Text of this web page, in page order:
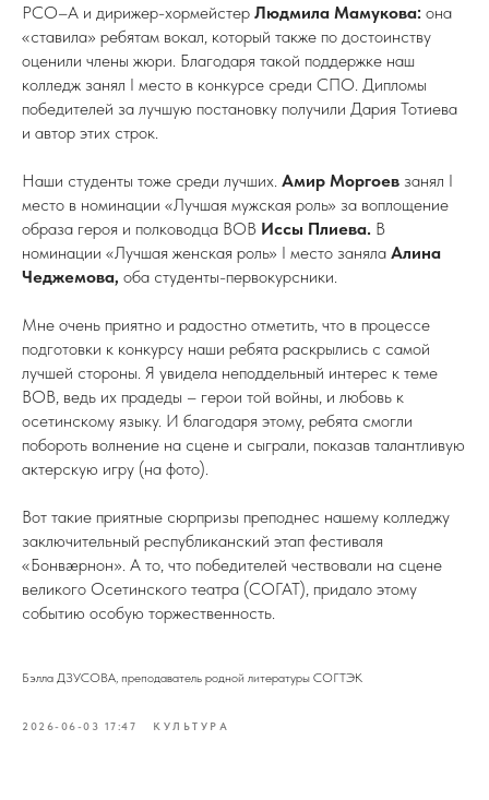
РСО–А и дирижер-хормейстер Людмила Мамукова: она
«ставила» ребятам вокал, который также по достоинству
оценили члены жюри. Благодаря такой поддержке наш
колледж занял I место в конкурсе среди СПО. Дипломы
победителей за лучшую постановку получили Дария Тотиева
и автор этих строк.
Наши студенты тоже среди лучших. Амир Моргоев занял I
место в номинации «Лучшая мужская роль» за воплощение
образа героя и полководца ВОВ Иссы Плиева. В
номинации «Лучшая женская роль» I место заняла Алина
Чеджемова, оба студенты-первокурсники.
Мне очень приятно и радостно отметить, что в процессе
подготовки к конкурсу наши ребята раскрылись с самой
лучшей стороны. Я увидела неподдельный интерес к теме
ВОВ, ведь их прадеды – герои той войны, и любовь к
осетинскому языку. И благодаря этому, ребята смогли
побороть волнение на сцене и сыграли, показав талантливую
актерскую игру (на фото).
Вот такие приятные сюрпризы преподнес нашему колледжу
заключительный республиканский этап фестиваля
«Бонвæрнон». А то, что победителей чествовали на сцене
великого Осетинского театра (СОГАТ), придало этому
событию особую торжественность.
Бэлла ДЗУСОВА, преподаватель родной литературы СОГТЭК
2026-06-03 17:47 КУЛЬТУРА